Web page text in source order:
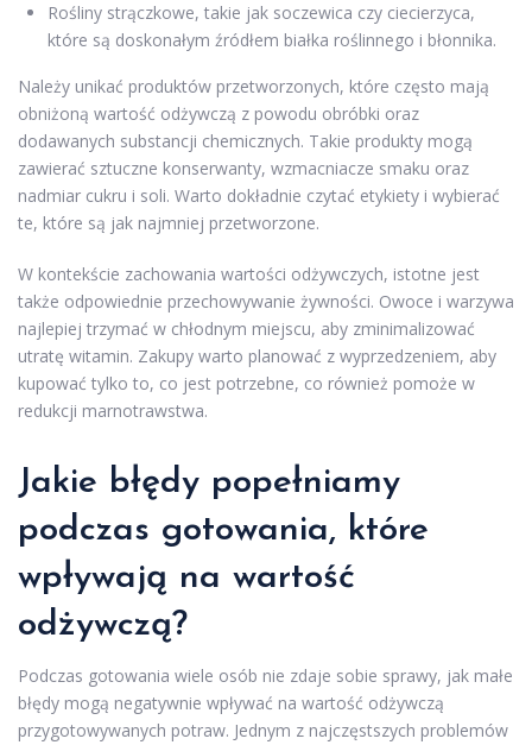
Rośliny strączkowe, takie jak soczewica czy ciecierzyca,
które są doskonałym źródłem białka roślinnego i błonnika.
Należy unikać produktów przetworzonych, które często mają
obniżoną wartość odżywczą z powodu obróbki oraz
dodawanych substancji chemicznych. Takie produkty mogą
zawierać sztuczne konserwanty, wzmacniacze smaku oraz
nadmiar cukru i soli. Warto dokładnie czytać etykiety i wybierać
te, które są jak najmniej przetworzone.
W kontekście zachowania wartości odżywczych, istotne jest
także odpowiednie przechowywanie żywności. Owoce i warzywa
najlepiej trzymać w chłodnym miejscu, aby zminimalizować
utratę witamin. Zakupy warto planować z wyprzedzeniem, aby
kupować tylko to, co jest potrzebne, co również pomoże w
redukcji marnotrawstwa.
Jakie błędy popełniamy
podczas gotowania, które
wpływają na wartość
odżywczą?
Podczas gotowania wiele osób nie zdaje sobie sprawy, jak małe
błędy mogą negatywnie wpływać na wartość odżywczą
przygotowywanych potraw. Jednym z najczęstszych problemów